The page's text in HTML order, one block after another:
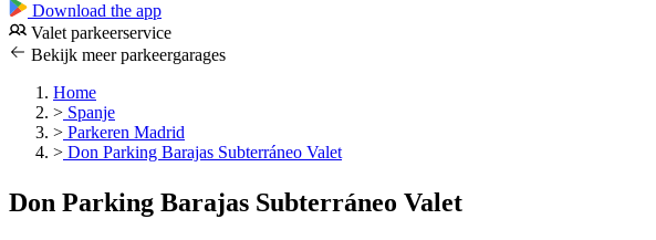
Download the app
Valet parkeerservice
Bekijk meer parkeergarages
Home
> Spanje
> Parkeren Madrid
> Don Parking Barajas Subterráneo Valet
Don Parking Barajas Subterráneo Valet